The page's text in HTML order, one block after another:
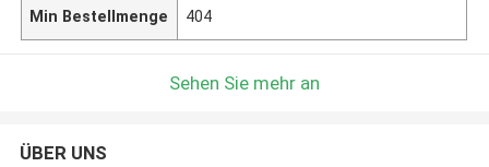
Min Bestellmenge 404
Sehen Sie mehr an
ÜBER UNS